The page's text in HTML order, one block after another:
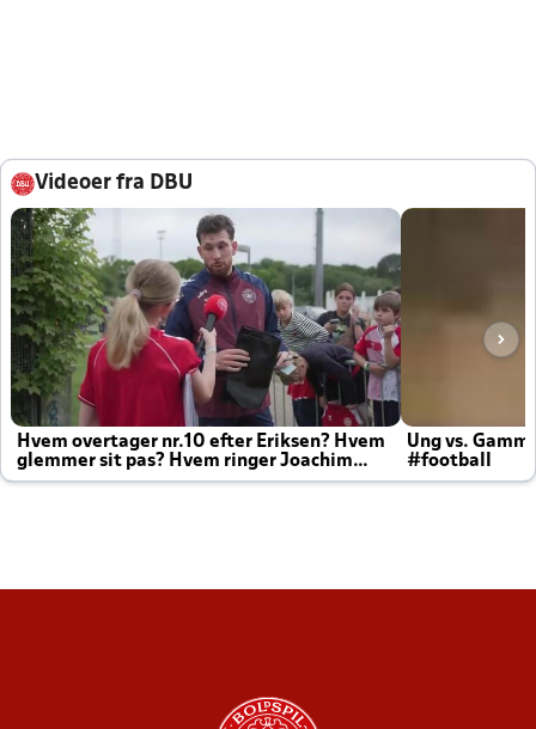
Videoer fra DBU
Hvem overtager nr.10 efter Eriksen? Hvem
glemmer sit pas? Hvem ringer Joachim
altid til efter kampe?
Ung vs.
#football